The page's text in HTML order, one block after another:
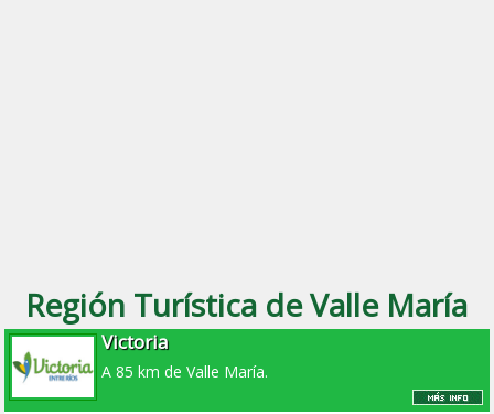
Región Turística de Valle María
Victoria
A 85 km de Valle María.